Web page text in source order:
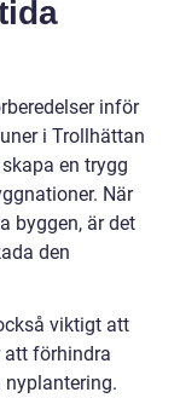
inför
i Trollhättan
en trygg
När
byggen, är det
den
viktigt att
att förhindra